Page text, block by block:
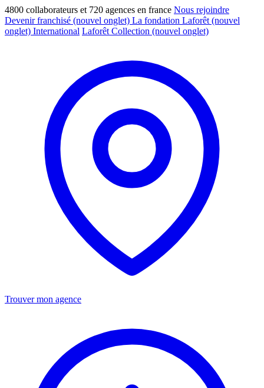
4800 collaborateurs et 720 agences en france Nous rejoindre
Devenir franchisé (nouvel onglet) La fondation Laforêt (nouvel
onglet) International Laforêt Collection (nouvel onglet)
Trouver mon agence